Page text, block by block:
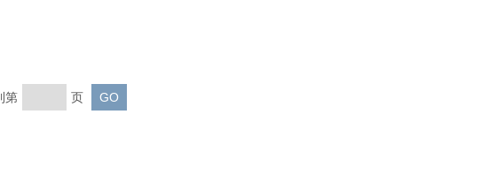
第 页